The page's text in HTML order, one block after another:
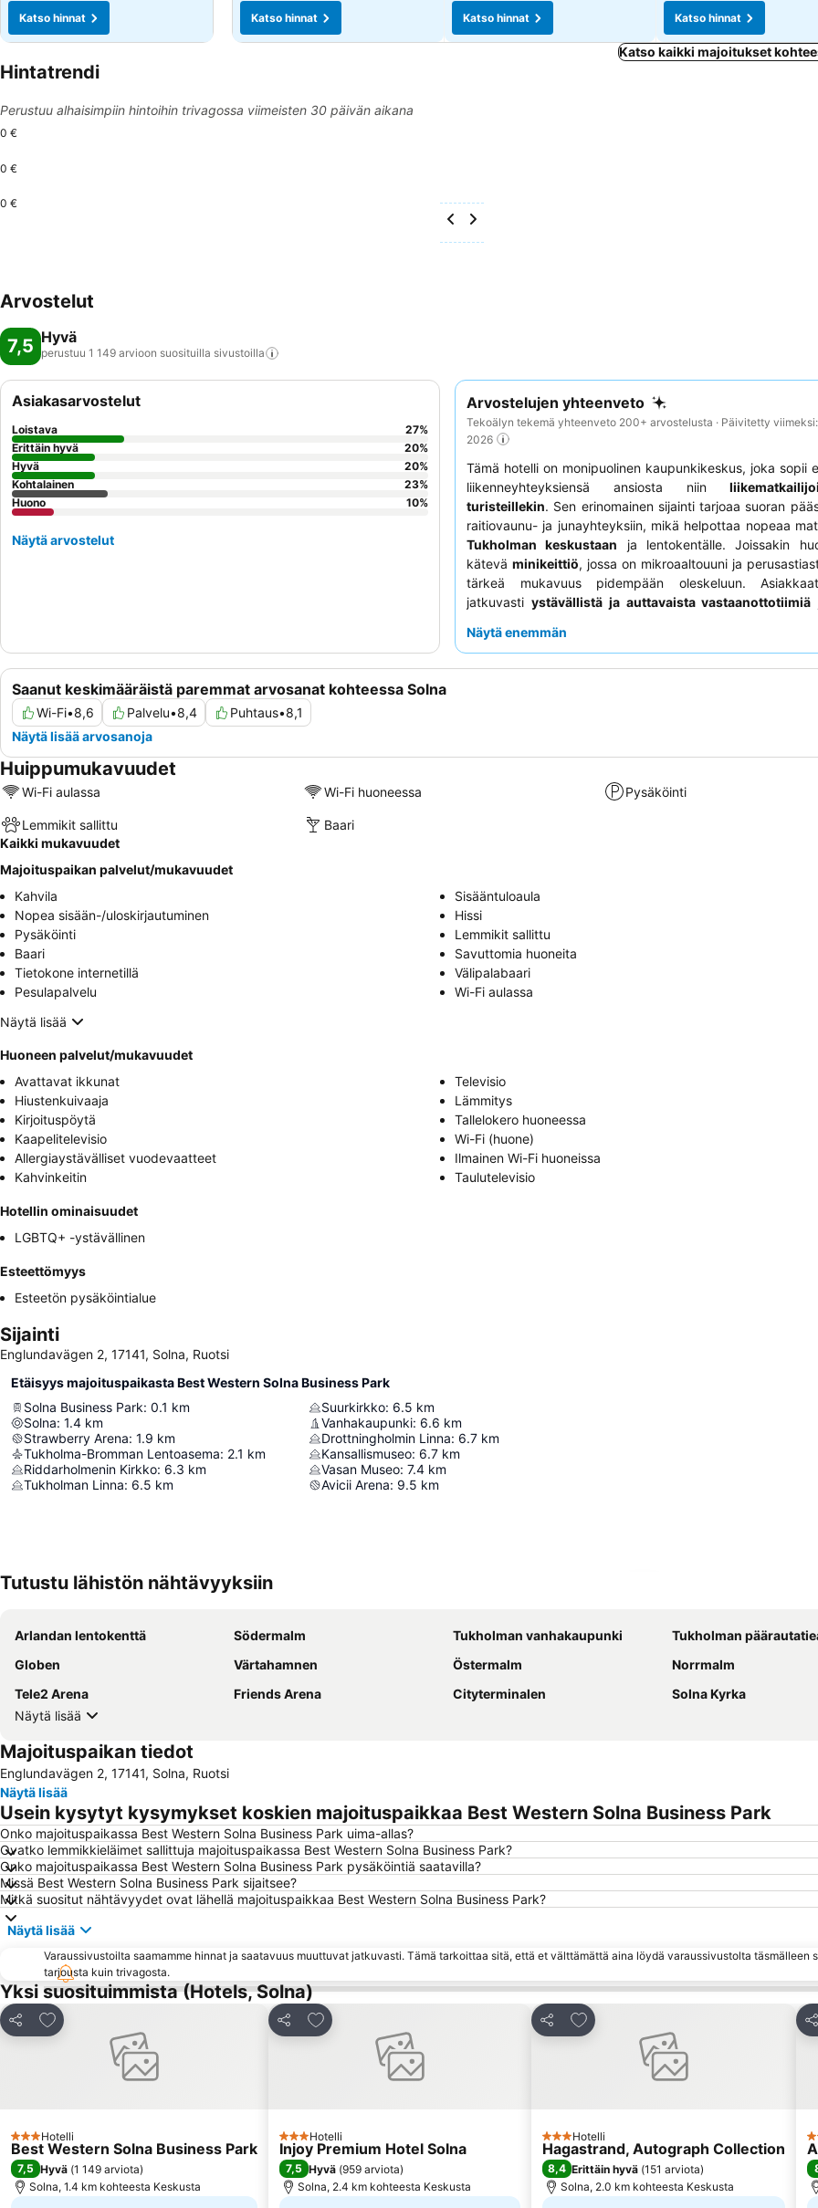
Katso hinnat
Katso hinnat
Katso hinnat
Katso hinnat
Katso kaikki majoitukset
Hintatrendi
Perustuu alhaisimpiin hintoihin trivagossa viimeisten 30 päivän aikana
0 €
0 €
0 €
Arvostelut
7,5 Hyvä
perustuu 1 149 arvioon suosituilla sivustoilla
Arvostelujen yhteenveto
Tekoälyn tekemä yhteenveto 200+ arvostelusta · Päivitetty
2026
Tämä hotelli on monipuolinen kaupunkikeskus, joka sopii
liikenneyhteyksiensä ansiosta niin
turisteillekin. Sen erinomainen sijainti tarjoaa suoran
raitiovaunu- ja junayhteyksiin, mikä helpottaa nopeaa
Tukholman keskustaan ja lentokentälle. Joissakin
kätevä minikeittiö, jossa on mikroaaltouuni ja
tärkeä mukavuus pidempään oleskeluun.
jatkuvasti ystävällistä ja auttavaista vastaanottotiimiä
kuten rapeaa pekonia ja ruotsalaisia lihapullia.
Näytä enemmän
Saanut keskimääräistä paremmat arvosanat kohteessa Solna
Wi-Fi•8,6 Palvelu•8,4 Puhtaus•8,1
Näytä lisää arvosanoja
Asiakasarvostelut
Loistava 27%
Erittäin hyvä
20%
Hyvä
20%
Kohtalainen
23%
Huono
10%
Näytä arvostelut
Huippumukavuudet
Wi-Fi aulassa Wi-Fi huoneessa Pysäköinti
Lemmikit sallittu
Baari
Kaikki mukavuudet
Majoituspaikan palvelut/mukavuudet
Kahvila
Sisääntuloaula
Nopea sisään-/uloskirjautuminen
Hissi
Pysäköinti
Lemmikit sallittu
Baari
Savuttomia huoneita
Tietokone internetillä
Välipalabaari
Pesulapalvelu
Wi-Fi aulassa
Näytä lisää
Huoneen palvelut/mukavuudet
Avattavat ikkunat
Televisio
Hiustenkuivaaja
Lämmitys
Kirjoituspöytä
Tallelokero huoneessa
Kaapelitelevisio
Wi-Fi (huone)
Allergiaystävälliset vuodevaatteet
Ilmainen Wi-Fi huoneissa
Kahvinkeitin
Taulutelevisio
Hotellin ominaisuudet
LGBTQ+ -ystävällinen
Esteettömyys
Esteetön pysäköintialue
Sijainti
Englundavägen 2, 17141, Solna, Ruotsi
Etäisyys majoituspaikasta Best Western Solna Business Park
Solna Business Park: 0.1 km
Solna: 1.4 km
Strawberry Arena: 1.9 km
Tukholma-Bromman Lentoasema: 2.1 km
Riddarholmenin Kirkko: 6.3 km
Tukholman Linna: 6.5 km
Suurkirkko: 6.5 km
Vanhakaupunki: 6.6 km
Drottningholmin Linna: 6.7 km
Kansallismuseo: 6.7 km
Vasan Museo: 7.4 km
Avicii Arena: 9.5 km
Tutustu lähistön nähtävyyksiin
Arlandan lentokenttä Södermalm Tukholman vanhakaupunki
Tukholman
Globen
Värtahamnen Östermalm
Norrmalm
Tele2 Arena
Friends Arena Cityterminalen
Solna Kyrka
Näytä lisää
Majoituspaikan tiedot
Englundavägen 2, 17141, Solna, Ruotsi
Näytä lisää
Usein kysytyt kysymykset koskien majoituspaikkaa Best Western Solna Business Park
Onko majoituspaikassa Best Western Solna Business Park uima-allas?
Ovatko lemmikkieläimet sallittuja majoituspaikassa Best Western Solna Business Park?
Onko majoituspaikassa Best Western Solna Business Park pysäköintiä saatavilla?
Missä Best Western Solna Business Park sijaitsee?
Mitkä suositut nähtävyydet ovat lähellä majoituspaikkaa Best Western Solna Business Park?
Näytä lisää
Varaussivustoilta saamamme hinnat ja saatavuus muuttuvat jatkuvasti. Tämä tarkoittaa sitä, että et välttämättä aina löydä varaussivustolta täsmälleen
tarjousta kuin trivagosta.
Yksi suosituimmista (Hotels, Solna)
Jaa
Lisää suosikkeihin
3 Tähtiluokitus
Hotelli
Best Western Solna Business Park
7,5 Hyvä (1 149 arviota)
Solna, 1.4 km kohteesta Keskusta
Jaa
Lisää suosikkeihin
3 Tähtiluokitus
Hotelli
Injoy Premium Hotel Solna
7,5 Hyvä (959 arviota)
Solna, 2.4 km kohteesta Keskusta
Jaa
Lisää suosikkeihin
3 Tähtiluokitus
Hotelli
Hagastrand, Autograph Collection
8,4 Erittäin hyvä (151 arviota)
Solna, 2.0 km kohteesta Keskusta
Jaa
3